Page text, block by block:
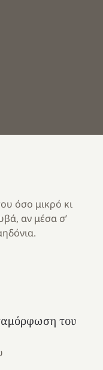
όσο μικρό κι
αν μέσα σ’
του